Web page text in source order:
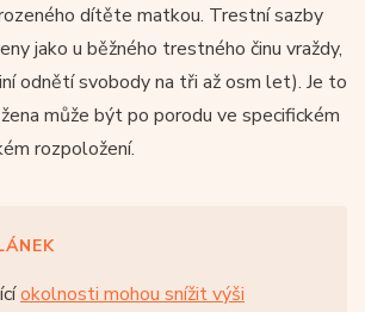
dítěte matkou. Trestní sazby
jako u běžného trestného činu vraždy,
odnětí svobody na tři až osm let). Je to
může být po porodu ve specifickém
rozpoložení.
okolnosti mohou snížit výši